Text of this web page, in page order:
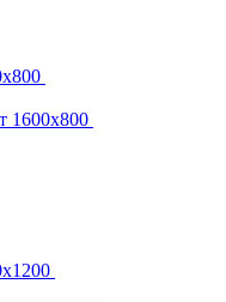
1600х800